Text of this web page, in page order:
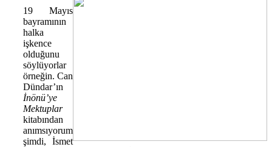
19 Mayıs
bayramının
halka
işkence
olduğunu
söylüyorlar
örneğin. Can
Dündar’ın
İnönü’ye
Mektuplar
kitabından
anımsıyorum
şimdi, İsmet